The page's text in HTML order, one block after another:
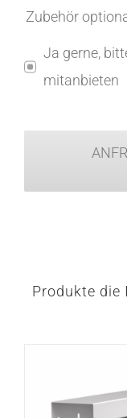
Zubehör
Ja gerne,
mitanbieten
Produkte die